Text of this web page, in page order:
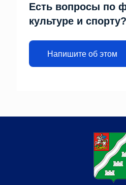
Есть вопросы по
культуре и спорту?
Напишите об этом